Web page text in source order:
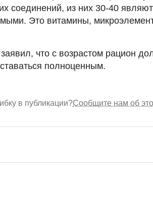
соединений, из них 30-40
Это витамины,
что с возрастом рацион
полноценным.
в публикации?Сообщите нам об